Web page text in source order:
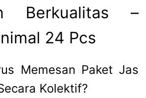
Berkualitas –
24 Pcs
Memesan Paket Jas
Kolektif?